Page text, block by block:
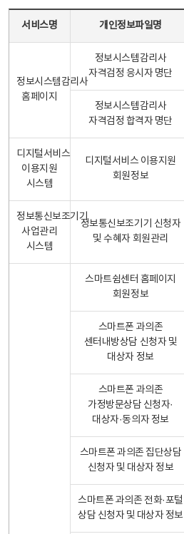
서비스명 개인정보파일명
정보시스템감리사
홈페이지
정보시스템감리사
자격검정 응시자 명단
정보시스템감리사
자격검정 합격자 명단
디지털서비스
이용지원
시스템
디지털서비스 이용지원
회원정보
정보통신보조기기
사업관리
시스템
정보통신보조기기 신청자
및 수혜자 회원관리
스마트쉼센터 홈페이지
회원정보
스마트폰 과의존
센터내방상담 신청자 및
대상자 정보
스마트폰 과의존
가정방문상담 신청자·
대상자·동의자 정보
스마트폰 과의존 집단상담
신청자 및 대상자 정보
스마트폰 과의존 전화·포털
상담 신청자 및 대상자 정보